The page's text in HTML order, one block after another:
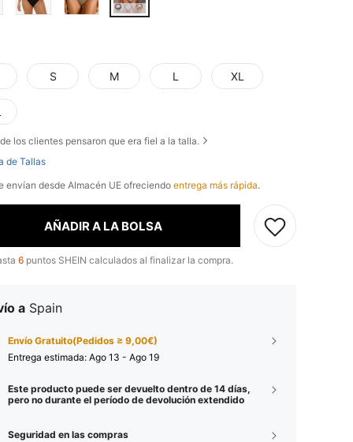
S M L XL
de los clientes pensaron que era fiel a la talla.
de Tallas
envían desde Almacén UE ofreciendo entrega más rápida.
AÑADIR A LA BOLSA
6 puntos SHEIN calculados al finalizar la compra.
a Spain
Envío Gratuito(Pedidos ≥ 9,00€)
Entrega estimada: Ago 13 - Ago 19
Este producto puede ser devuelto dentro de 14 días,
pero no durante el período de devolución extendido
Seguridad en las compras